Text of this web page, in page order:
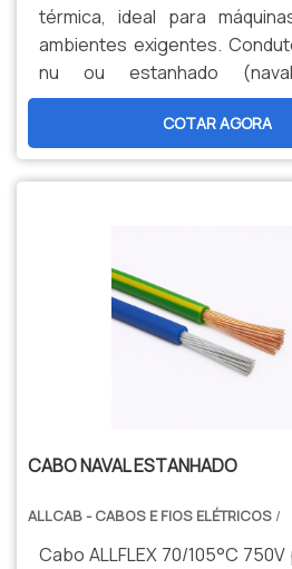
térmica, ideal para
ambientes exigentes.
nu ou estanhado
durabilidade,
manutenção. Opções
produção nacional e
especializada para sua
COTAR AGORA
CABO NAVAL ESTANHADO
ALLCAB - CABOS E FIOS ELÉTRICOS /
Cabo ALLFLEX 70/105°C